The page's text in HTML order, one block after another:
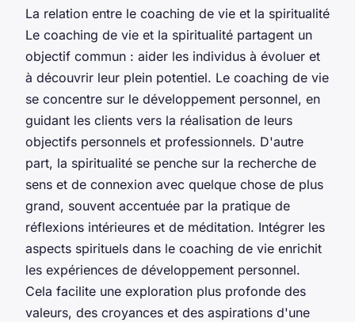
La relation entre le coaching de vie et la spiritualité
Le coaching de vie et la spiritualité partagent un
objectif commun : aider les individus à évoluer et
à découvrir leur plein potentiel. Le coaching de vie
se concentre sur le développement personnel, en
guidant les clients vers la réalisation de leurs
objectifs personnels et professionnels. D'autre
part, la spiritualité se penche sur la recherche de
sens et de connexion avec quelque chose de plus
grand, souvent accentuée par la pratique de
réflexions intérieures et de méditation. Intégrer les
aspects spirituels dans le coaching de vie enrichit
les expériences de développement personnel.
Cela facilite une exploration plus profonde des
valeurs, des croyances et des aspirations d'une